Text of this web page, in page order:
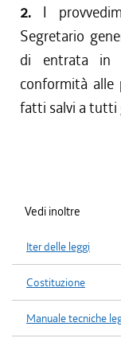
2. I
Segretario
di entrata in
conformità alle
fatti salvi a tutti
Vedi inoltre
Iter delle leggi
Costituzione
Manuale tecniche